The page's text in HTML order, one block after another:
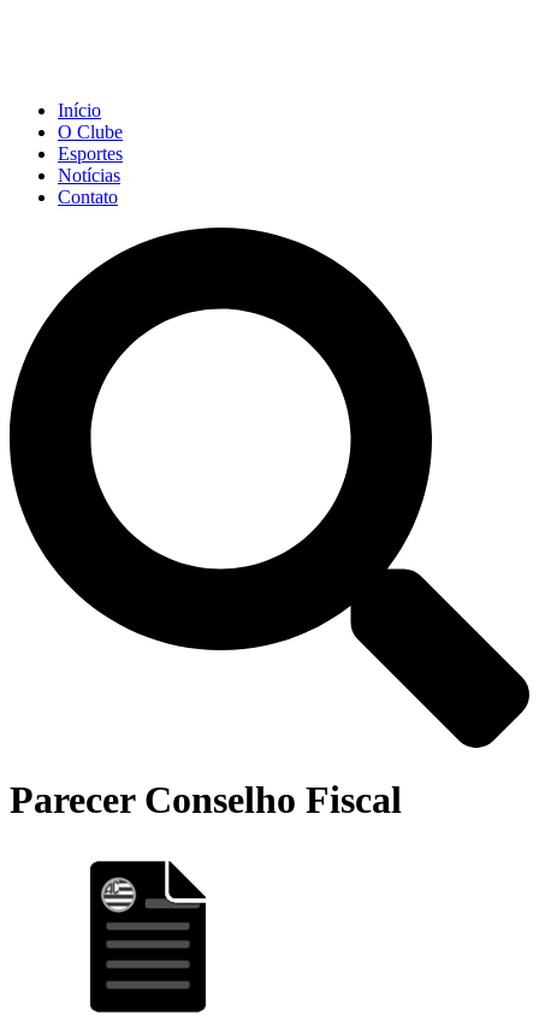
Início
O Clube
Esportes
Notícias
Contato
Parecer Conselho Fiscal